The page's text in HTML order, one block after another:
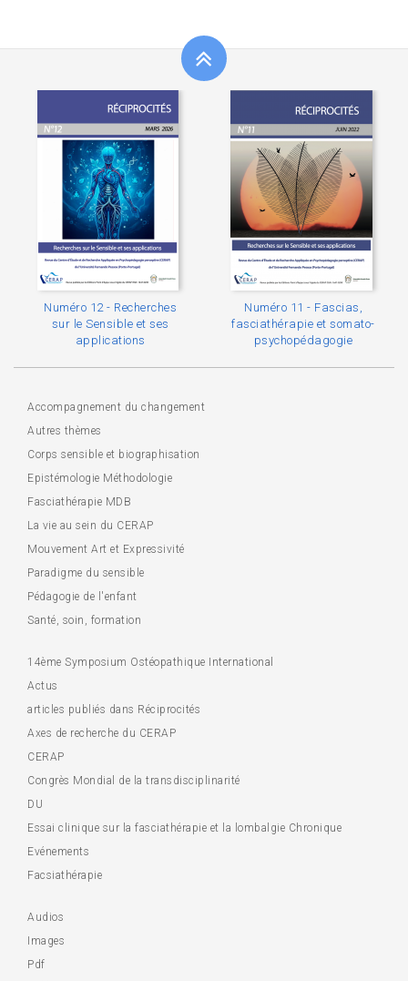
Numéro 12 - Recherches
sur le Sensible et ses
applications
Numéro 11 - Fascias,
fasciathérapie et somato-
psychopédagogie
Accompagnement du changement
Autres thèmes
Corps sensible et biographisation
Epistémologie Méthodologie
Fasciathérapie MDB
La vie au sein du CERAP
Mouvement Art et Expressivité
Paradigme du sensible
Pédagogie de l'enfant
Santé, soin, formation
14ème Symposium Ostéopathique International
Actus
articles publiés dans Réciprocités
Axes de recherche du CERAP
CERAP
Congrès Mondial de la transdisciplinarité
DU
Essai clinique sur la fasciathérapie et la lombalgie Chronique
Evénements
Facsiathérapie
Audios
Images
Pdf